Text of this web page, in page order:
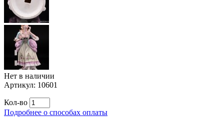
Нет в наличии
Артикул: 10601
Кол-во
Подробнее о способах оплаты